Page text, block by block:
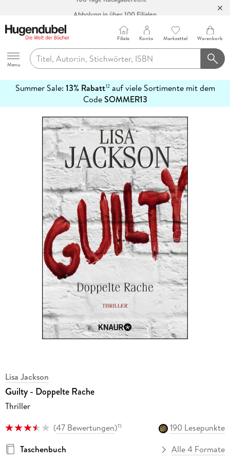
Hugendubel
Menu
Filiale Konto Merkzettel Warenkorb
Summer Sale: 13% Rabatt12auf viele Sortimente mit dem
CodeSOMMER13
erfahren
Lisa Jackson
Guilty - Doppelte Rache
Thriller
(47 Bewertungen)15
190 Lesepunkte
Taschenbuch
Alle 4 Formate